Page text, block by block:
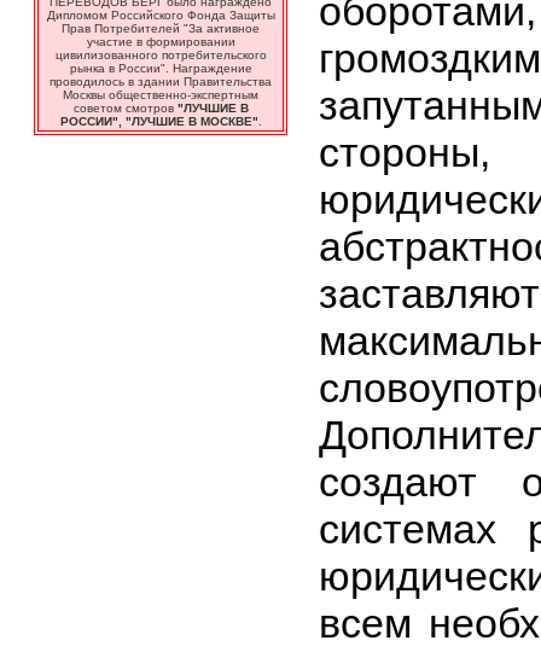
Дипломом Российского Фонда Защиты
Прав Потребителей "За активное
участие в формировании
цивилизованного потребительского
рынка в России". Награждение
проводилось в здании Правительства
Москвы общественно-экспертным
советом смотров "ЛУЧШИЕ В
РОССИИ", "ЛУЧШИЕ В МОСКВЕ"
создают
системах
всем